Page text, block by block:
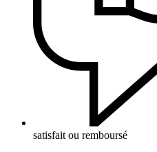
satisfait ou remboursé